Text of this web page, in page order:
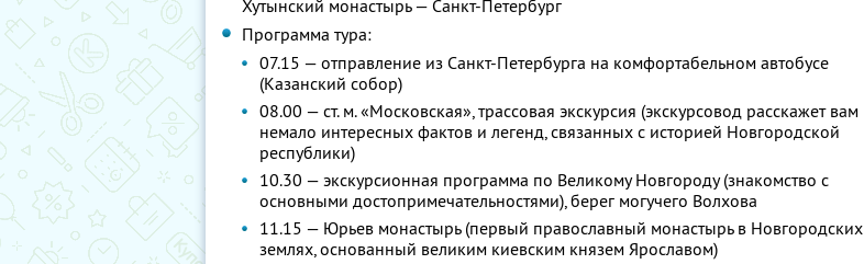
Хутынский монастырь — Санкт-Петербург
Программа тура:
07.15 — отправление из Санкт-Петербурга на комфортабельном автобусе
(Казанский собор)
08.00 — ст. м. «Московская», трассовая экскурсия (экскурсовод расскажет вам
немало интересных фактов и легенд, связанных с историей Новгородской
республики)
10.30 — экскурсионная программа по Великому Новгороду (знакомство с
основными достопримечательностями), берег могучего Волхова
11.15 — Юрьев монастырь (первый православный монастырь в Новгородских
землях, основанный великим киевским князем Ярославом)